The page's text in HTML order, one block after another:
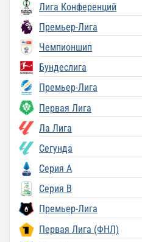
Лига Конференций
Премьер-Лига
Чемпионшип
Бундеслига
Премьер-Лига
Первая Лига
Ла Лига
Сегунда
Серия A
Серия B
Премьер-Лига
Первая Лига (ФНЛ)